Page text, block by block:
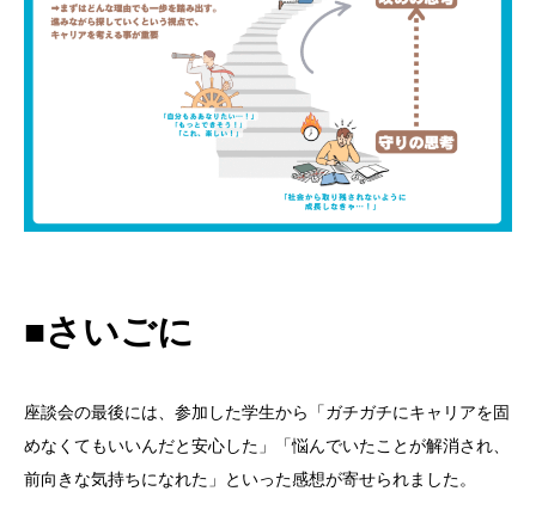
■さいごに
座談会の最後には、参加した学生から「ガチガチにキャリアを固
めなくてもいいんだと安心した」「悩んでいたことが解消され、
前向きな気持ちになれた」といった感想が寄せられました。